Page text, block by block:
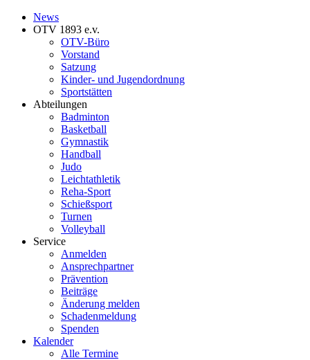
News
OTV 1893 e.v.
OTV-Büro
Vorstand
Satzung
Kinder- und Jugendordnung
Sportstätten
Abteilungen
Badminton
Basketball
Gymnastik
Handball
Judo
Leichtathletik
Reha-Sport
Schießsport
Turnen
Volleyball
Service
Anmelden
Ansprechpartner
Prävention
Beiträge
Änderung melden
Schadenmeldung
Spenden
Kalender
Alle Termine